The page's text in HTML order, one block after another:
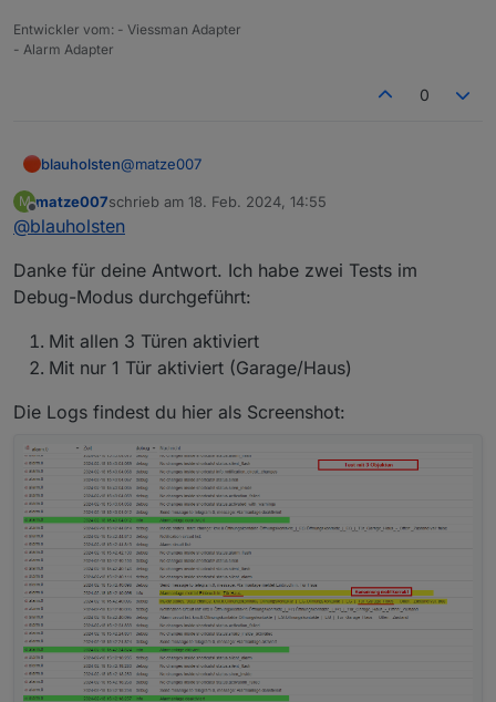
welche Türe den Alarm auslöst.
etwas falsch konfiguriert?
Danke euch!
Entwickler vom: - Viessman Adapter
- Alarm Adapter
0
blauholsten@matze007
Moin, dass sollte so nicht sein. Stell den Adapter
mal auf debug, stell das Szenario nach und sende
M
Offline
matze007schrieb am 18. Feb. 2024, 14:55
zuletzt editiert von
@blauholsten
Danke für deine Antwort. Ich habe zwei Tests im
Debug-Modus durchgeführt:
Mit allen 3 Türen aktiviert
Mit nur 1 Tür aktiviert (Garage/Haus)
Die Logs findest du hier als Screenshot: